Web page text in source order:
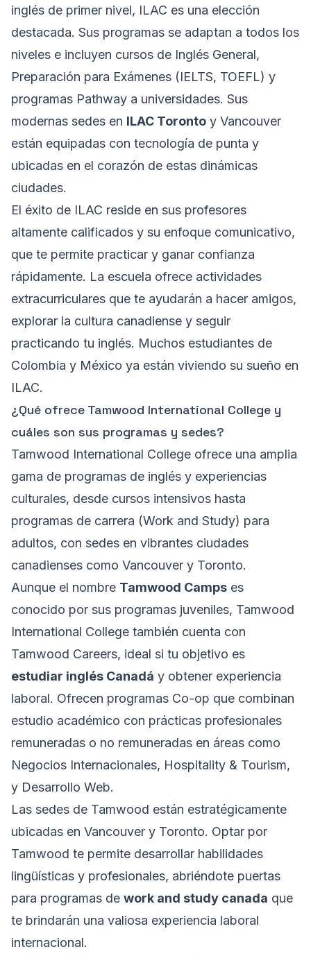
inglés de primer nivel, ILAC es una elección
destacada. Sus programas se adaptan a todos los
niveles e incluyen cursos de Inglés General,
Preparación para Exámenes (IELTS, TOEFL) y
programas Pathway a universidades. Sus
modernas sedes en ILAC Toronto y Vancouver
están equipadas con tecnología de punta y
ubicadas en el corazón de estas dinámicas
ciudades.
El éxito de ILAC reside en sus profesores
altamente calificados y su enfoque comunicativo,
que te permite practicar y ganar confianza
rápidamente. La escuela ofrece actividades
extracurriculares que te ayudarán a hacer amigos,
explorar la cultura canadiense y seguir
practicando tu inglés. Muchos estudiantes de
Colombia y México ya están viviendo su sueño en
ILAC.
¿Qué ofrece Tamwood International College y
cuáles son sus programas y sedes?
Tamwood International College ofrece una amplia
gama de programas de inglés y experiencias
culturales, desde cursos intensivos hasta
programas de carrera (Work and Study) para
adultos, con sedes en vibrantes ciudades
canadienses como Vancouver y Toronto.
Aunque el nombre Tamwood Camps es
conocido por sus programas juveniles, Tamwood
International College también cuenta con
Tamwood Careers, ideal si tu objetivo es
estudiar inglés Canadá y obtener experiencia
laboral. Ofrecen programas Co-op que combinan
estudio académico con prácticas profesionales
remuneradas o no remuneradas en áreas como
Negocios Internacionales, Hospitality & Tourism,
y Desarrollo Web.
Las sedes de Tamwood están estratégicamente
ubicadas en Vancouver y Toronto. Optar por
Tamwood te permite desarrollar habilidades
lingüísticas y profesionales, abriéndote puertas
para programas de work and study canada que
te brindarán una valiosa experiencia laboral
internacional.